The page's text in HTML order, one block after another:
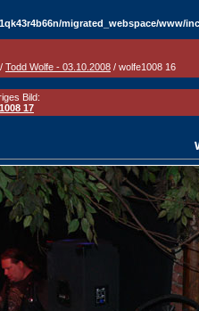
migrated_webspace/www/
/ Todd Wolfe - 03.10.2008 / wolfe1008 16
Bild:
17